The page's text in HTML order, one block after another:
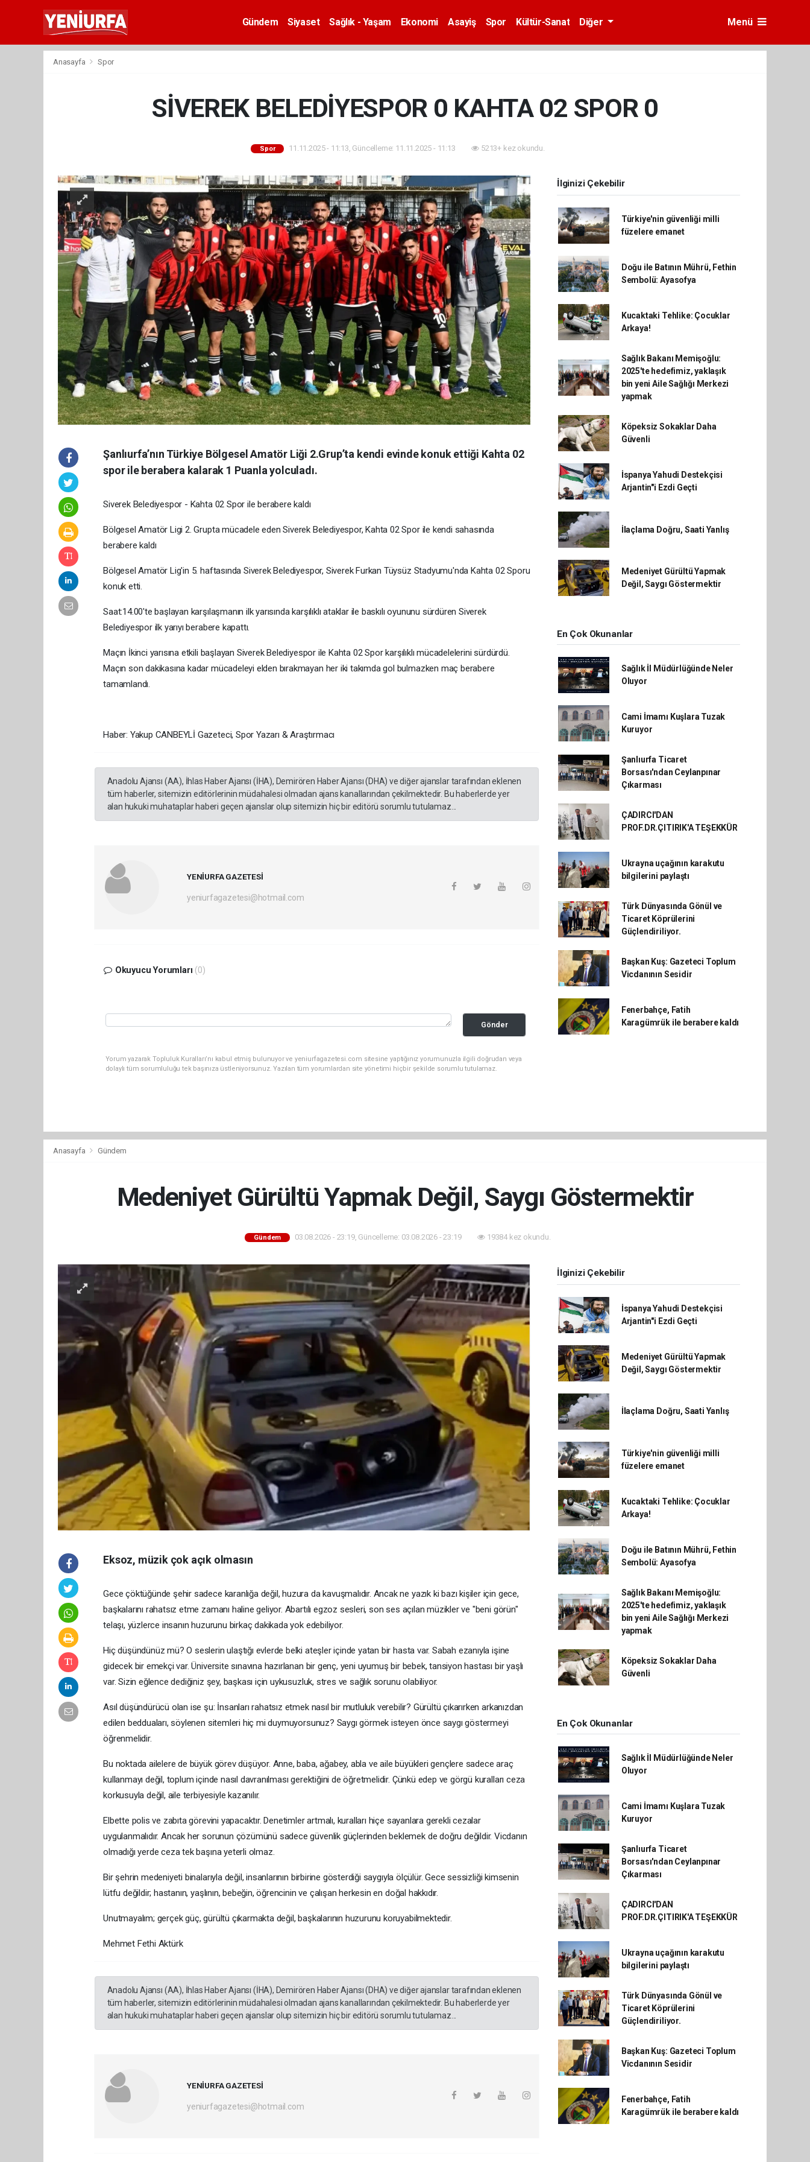
Gündem Siyaset Sağlık - Yaşam Ekonomi Asayiş Spor Kültür-Sanat Diğer Menü
Anasayfa Spor
SİVEREK BELEDİYESPOR 0 KAHTA 02 SPOR 0
Spor 11.11.2025 - 11:13, Güncelleme: 11.11.2025 - 11:13 5213+ kez okundu.
Şanlıurfa’nın Türkiye Bölgesel Amatör Liği 2.Grup’ta kendi evinde konuk ettiği Kahta 02
spor ile berabera kalarak 1 Puanla yolculadı.
Siverek Belediyespor - Kahta 02 Spor ile berabere kaldı
Bölgesel Amatör Ligi 2. Grupta mücadele eden Siverek Belediyespor, Kahta 02 Spor ile kendi sahasında
berabere kaldı
Bölgesel Amatör Lig'in 5. haftasında Siverek Belediyespor, Siverek Furkan Tüysüz Stadyumu'nda Kahta 02 Sporu
konuk etti.
Saat:14.00'te başlayan karşılaşmanın ilk yarısında karşılıklı ataklar ile baskılı oyununu sürdüren Siverek
Belediyespor ilk yarıyı berabere kapattı.
Maçın İkinci yarısına etkili başlayan Siverek Belediyespor ile Kahta 02 Spor karşılıklı mücadelelerini sürdürdü.
Maçın son dakikasına kadar mücadeleyi elden bırakmayan her iki takımda gol bulmazken maç berabere
tamamlandı.
Haber: Yakup CANBEYLİ Gazeteci, Spor Yazarı & Araştırmacı
Anadolu Ajansı (AA), İhlas Haber Ajansı (İHA), Demirören Haber Ajansı (DHA) ve diğer ajanslar tarafından eklenen
tüm haberler, sitemizin editörlerinin müdahalesi olmadan ajans kanallarından çekilmektedir. Bu haberlerde yer
alan hukuki muhataplar haberi geçen ajanslar olup sitemizin hiç bir editörü sorumlu tutulamaz...
YENİURFA GAZETESİ
yeniurfagazetesi@hotmail.com
Okuyucu Yorumları (0)
Gönder
Yorum yazarak Topluluk Kuralları’nı kabul etmiş bulunuyor ve yeniurfagazetesi.com sitesine yaptığınız yorumunuzla ilgili doğrudan veya
dolaylı tüm sorumluluğu tek başınıza üstleniyorsunuz. Yazılan tüm yorumlardan site yönetimi hiçbir şekilde sorumlu tutulamaz.
İlginizi Çekebilir
Türkiye'nin güvenliği milli
füzelere emanet
Doğu ile Batının Mührü, Fethin
Sembolü: Ayasofya
Kucaktaki Tehlike: Çocuklar
Arkaya!
Sağlık Bakanı Memişoğlu:
2025'te hedefimiz, yaklaşık
bin yeni Aile Sağlığı Merkezi
yapmak
Köpeksiz Sokaklar Daha
Güvenli
İspanya Yahudi Destekçisi
Arjantin"i Ezdi Geçti
İlaçlama Doğru, Saati Yanlış
Medeniyet Gürültü Yapmak
Değil, Saygı Göstermektir
En Çok Okunanlar
Sağlık İl Müdürlüğünde Neler
Oluyor
Cami İmamı Kuşlara Tuzak
Kuruyor
Şanlıurfa Ticaret
Borsası'ndan Ceylanpınar
Çıkarması
ÇADIRCI'DAN
PROF.DR.ÇITIRIK'A TEŞEKKÜR
Ukrayna uçağının karakutu
bilgilerini paylaştı
Türk Dünyasında Gönül ve
Ticaret Köprülerini
Güçlendiriliyor.
Başkan Kuş: Gazeteci Toplum
Vicdanının Sesidir
Fenerbahçe, Fatih
Karagümrük ile berabere kaldı
Anasayfa Gündem
Medeniyet Gürültü Yapmak Değil, Saygı Göstermektir
Gündem 03.08.2026 - 23:19, Güncelleme: 03.08.2026 - 23:19 19384 kez okundu.
Eksoz, müzik çok açık olmasın
Gece çöktüğünde şehir sadece karanlığa değil, huzura da kavuşmalıdır. Ancak ne yazık ki bazı kişiler için gece,
başkalarını rahatsız etme zamanı haline geliyor. Abartılı egzoz sesleri, son ses açılan müzikler ve "beni görün"
telaşı, yüzlerce insanın huzurunu birkaç dakikada yok edebiliyor.
Hiç düşündünüz mü? O seslerin ulaştığı evlerde belki ateşler içinde yatan bir hasta var. Sabah ezanıyla işine
gidecek bir emekçi var. Üniversite sınavına hazırlanan bir genç, yeni uyumuş bir bebek, tansiyon hastası bir yaşlı
var. Sizin eğlence dediğiniz şey, başkası için uykusuzluk, stres ve sağlık sorunu olabiliyor.
Asıl düşündürücü olan ise şu: İnsanları rahatsız etmek nasıl bir mutluluk verebilir? Gürültü çıkarırken arkanızdan
edilen bedduaları, söylenen sitemleri hiç mi duymuyorsunuz? Saygı görmek isteyen önce saygı göstermeyi
öğrenmelidir.
Bu noktada ailelere de büyük görev düşüyor. Anne, baba, ağabey, abla ve aile büyükleri gençlere sadece araç
kullanmayı değil, toplum içinde nasıl davranılması gerektiğini de öğretmelidir. Çünkü edep ve görgü kuralları ceza
korkusuyla değil, aile terbiyesiyle kazanılır.
Elbette polis ve zabıta görevini yapacaktır. Denetimler artmalı, kuralları hiçe sayanlara gerekli cezalar
uygulanmalıdır. Ancak her sorunun çözümünü sadece güvenlik güçlerinden beklemek de doğru değildir. Vicdanın
olmadığı yerde ceza tek başına yeterli olmaz.
Bir şehrin medeniyeti binalarıyla değil, insanlarının birbirine gösterdiği saygıyla ölçülür. Gece sessizliği kimsenin
lütfu değildir; hastanın, yaşlının, bebeğin, öğrencinin ve çalışan herkesin en doğal hakkıdır.
Unutmayalım; gerçek güç, gürültü çıkarmakta değil, başkalarının huzurunu koruyabilmektedir.
Mehmet Fethi Aktürk
Anadolu Ajansı (AA), İhlas Haber Ajansı (İHA), Demirören Haber Ajansı (DHA) ve diğer ajanslar tarafından eklenen
tüm haberler, sitemizin editörlerinin müdahalesi olmadan ajans kanallarından çekilmektedir. Bu haberlerde yer
alan hukuki muhataplar haberi geçen ajanslar olup sitemizin hiç bir editörü sorumlu tutulamaz...
YENİURFA GAZETESİ
yeniurfagazetesi@hotmail.com
İlginizi Çekebilir
İspanya Yahudi Destekçisi
Arjantin"i Ezdi Geçti
Medeniyet Gürültü Yapmak
Değil, Saygı Göstermektir
İlaçlama Doğru, Saati Yanlış
Türkiye'nin güvenliği milli
füzelere emanet
Kucaktaki Tehlike: Çocuklar
Arkaya!
Doğu ile Batının Mührü, Fethin
Sembolü: Ayasofya
Sağlık Bakanı Memişoğlu:
2025'te hedefimiz, yaklaşık
bin yeni Aile Sağlığı Merkezi
yapmak
Köpeksiz Sokaklar Daha
Güvenli
En Çok Okunanlar
Sağlık İl Müdürlüğünde Neler
Oluyor
Cami İmamı Kuşlara Tuzak
Kuruyor
Şanlıurfa Ticaret
Borsası'ndan Ceylanpınar
Çıkarması
ÇADIRCI'DAN
PROF.DR.ÇITIRIK'A TEŞEKKÜR
Ukrayna uçağının karakutu
bilgilerini paylaştı
Türk Dünyasında Gönül ve
Ticaret Köprülerini
Güçlendiriliyor.
Başkan Kuş: Gazeteci Toplum
Vicdanının Sesidir
Fenerbahçe, Fatih
Karagümrük ile berabere kaldı